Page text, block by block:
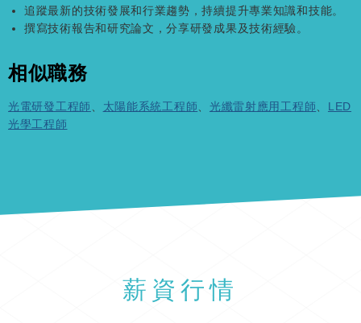
追蹤最新的技術發展和行業趨勢，持續提升專業知識和技能。
撰寫技術報告和研究論文，分享研發成果及技術經驗。
相似職務
光電研發工程師 太陽能系統工程師 光纖雷射應用工程師
LED
光學工程師
薪資行情